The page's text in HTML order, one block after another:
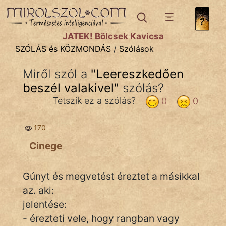
SZÓLÁS ÉS KÖZMONDÁStémák:
Bibliai
Közmondások
Szállóigék
Szóláscsoportok
Szólások
Tréfás
JÁTÉK! Bölcsek Kavicsa
SZÓLÁS és KÖZMONDÁS / Szólások
Miről szól a "Leereszkedően
beszél valakivel" szólás?
0
0
Tetszik ez a szólás?
170
Cinege
Gúnyt és megvetést éreztet a másikkal
az. aki:
jelentése:
- érezteti vele, hogy rangban vagy